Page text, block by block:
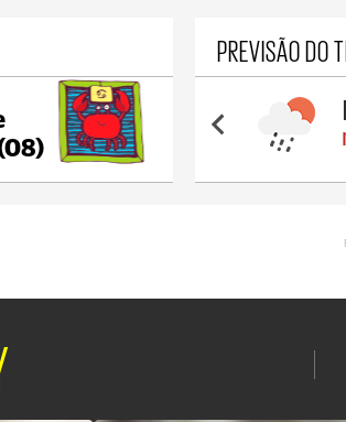
PREVISÃO DO
Borba
min 19°C